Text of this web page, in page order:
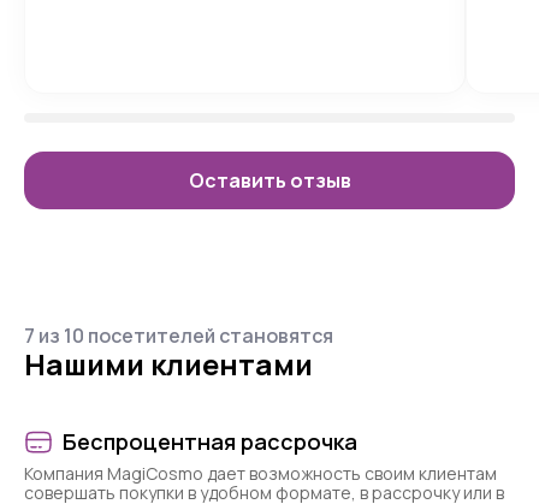
Оставить отзыв
7 из 10 посетителей становятся
Нашими клиентами
Беспроцентная рассрочка
Компания MagiCosmo дает возможность своим клиентам
совершать покупки в удобном формате, в рассрочку или в